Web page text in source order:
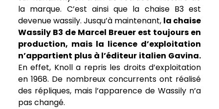
la marque. C’est ainsi que la chaise B3 est
devenue wassily. Jusqu’à maintenant, la chaise
Wassily B3 de Marcel Breuer est toujours en
production, mais la licence d’exploitation
n’appartient plus à l’éditeur italien Gavina.
En effet, Knoll a repris les droits d’exploitation
en 1968. De nombreux concurrents ont réalisé
des répliques, mais l’apparence de Wassily n’a
pas changé.